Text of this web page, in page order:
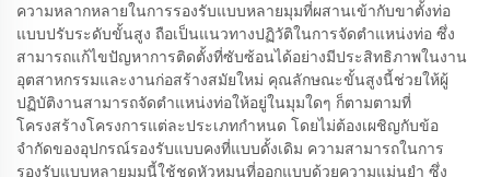
ความหลากหลายในการรองรับแบบหลายมุมที่ผสานเข้ากับขาตั้งท่อ
แบบปรับระดับขั้นสูง ถือเป็นแนวทางปฏิวัติในการจัดตำแหน่งท่อ ซึ่ง
สามารถแก้ไขปัญหาการติดตั้งที่ซับซ้อนได้อย่างมีประสิทธิภาพในงาน
อุตสาหกรรมและงานก่อสร้างสมัยใหม่ คุณลักษณะขั้นสูงนี้ช่วยให้ผู้
ปฏิบัติงานสามารถจัดตำแหน่งท่อให้อยู่ในมุมใดๆ ก็ตามตามที่
โครงสร้างโครงการแต่ละประเภทกำหนด โดยไม่ต้องเผชิญกับข้อ
จำกัดของอุปกรณ์รองรับแบบคงที่แบบดั้งเดิม ความสามารถในการ
รองรับแบบหลายมุมนี้ใช้ชุดหัวหมุนที่ออกแบบด้วยความแม่นยำ ซึ่ง